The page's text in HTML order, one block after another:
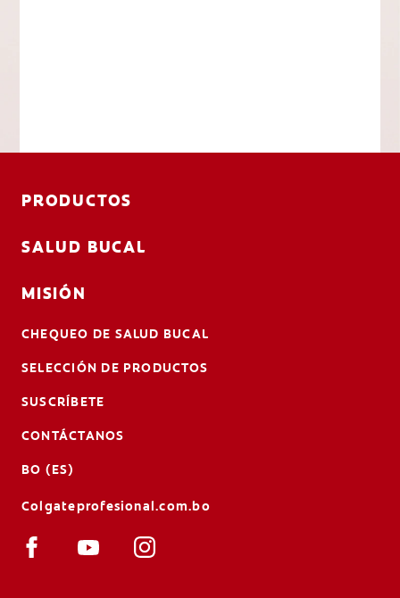
PRODUCTOS
SALUD BUCAL
MISIÓN
CHEQUEO DE SALUD BUCAL
SELECCIÓN DE PRODUCTOS
SUSCRÍBETE
CONTÁCTANOS
BO (ES)
Colgateprofesional.com.bo